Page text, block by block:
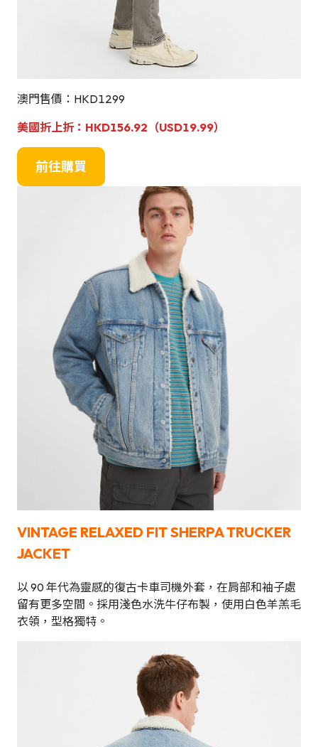
澳門售價：HKD1299
美國折上折： HKD156.92（USD19.99）
前往購買
VINTAGE RELAXED FIT SHERPA TRUCKER
JACKET
以 90 年代為靈感的復古卡車司機外套，在肩部和袖子處
留有更多空間。採用淺色水洗牛仔布製，使用白色羊羔毛
衣領，型格獨特。